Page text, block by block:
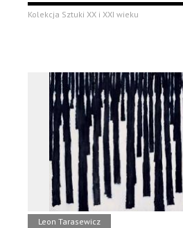
Kolekcja Sztuki XX i XXI wieku
Leon Tarasewicz